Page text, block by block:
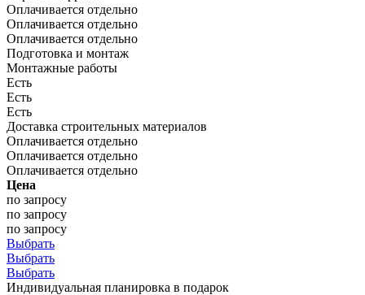
Оплачивается отдельно
Оплачивается отдельно
Оплачивается отдельно
Подготовка и монтаж
Монтажные работы
Есть
Есть
Есть
Доставка строительных материалов
Оплачивается отдельно
Оплачивается отдельно
Оплачивается отдельно
Цена
по запросу
по запросу
по запросу
Выбрать
Выбрать
Выбрать
Индивидуальная планировка в подарок